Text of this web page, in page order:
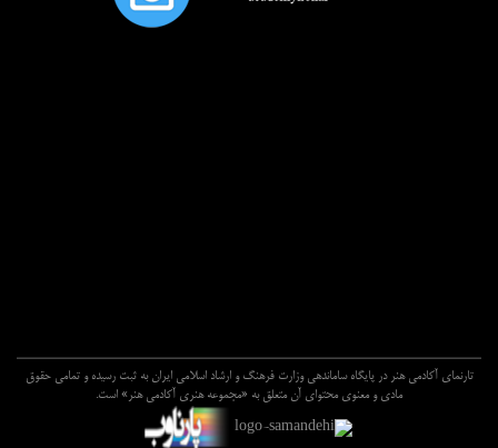
تارنماي آکادمي هنر در پايگاه ساماندهي وزارت فرهنگ و ارشاد اسلامي ايران به ثبت رسيده و تمامي حقوق
مادي و معنوي محتواي آن متعلق به «مجموعه هنري آکادمي هنر» است.